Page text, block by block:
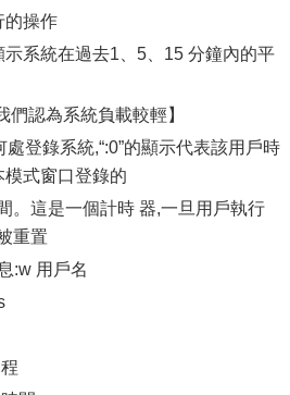
的操作
示系統在過去1、5、15 分鐘內的平
們認為系統負載較輕】
登錄系統,“:0”的顯示代表該用戶時
式窗口登錄的
。這是一個計時 器,一旦用戶執行
重置
:w 用戶名